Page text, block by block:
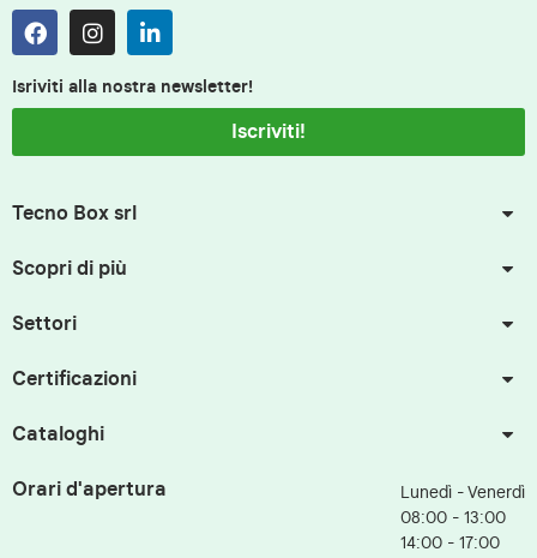
Isriviti alla nostra newsletter!
Iscriviti!
Tecno Box srl
Scopri di più
Settori
Certificazioni
Cataloghi
Orari d'apertura
Lunedì - Venerdì
08:00 - 13:00
14:00 - 17:00